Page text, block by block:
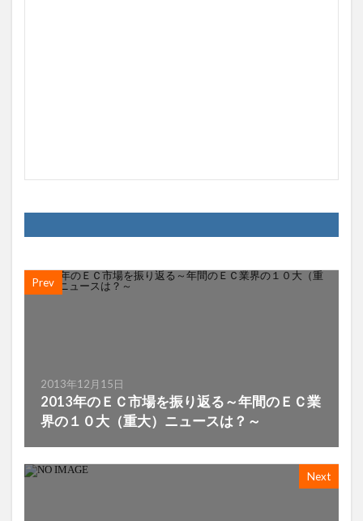
Prev
2013年12月15日
2013年のＥＣ市場を振り返る～年間のＥＣ業
界の１０大（重大）ニュースは？～
Next